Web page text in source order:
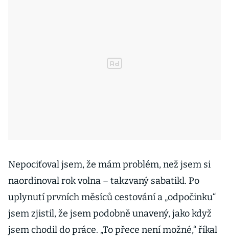
Nepociťoval jsem, že mám problém, než jsem si
naordinoval rok volna – takzvaný sabatikl. Po
uplynutí prvních měsíců cestování a „odpočinku“
jsem zjistil, že jsem podobně unavený, jako když
jsem chodil do práce. „To přece není možné,“ říkal